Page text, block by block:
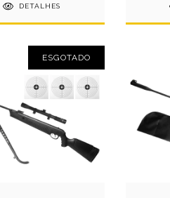
DETALHES
ESGOTADO